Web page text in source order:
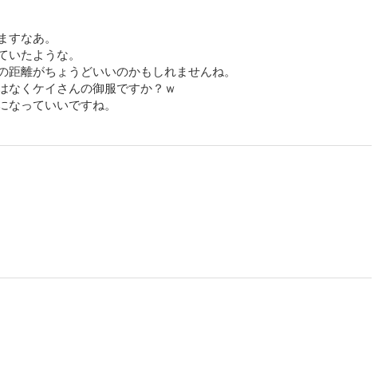
なあ。
たような。
離がちょうどいいのかもしれませんね。
なくケイさんの御服ですか？ｗ
っていいですね。